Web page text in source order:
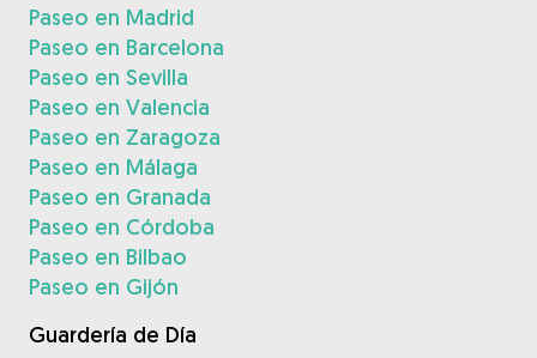
Paseo en Madrid
Paseo en Barcelona
Paseo en Sevilla
Paseo en Valencia
Paseo en Zaragoza
Paseo en Málaga
Paseo en Granada
Paseo en Córdoba
Paseo en Bilbao
Paseo en Gijón
Guardería de Día